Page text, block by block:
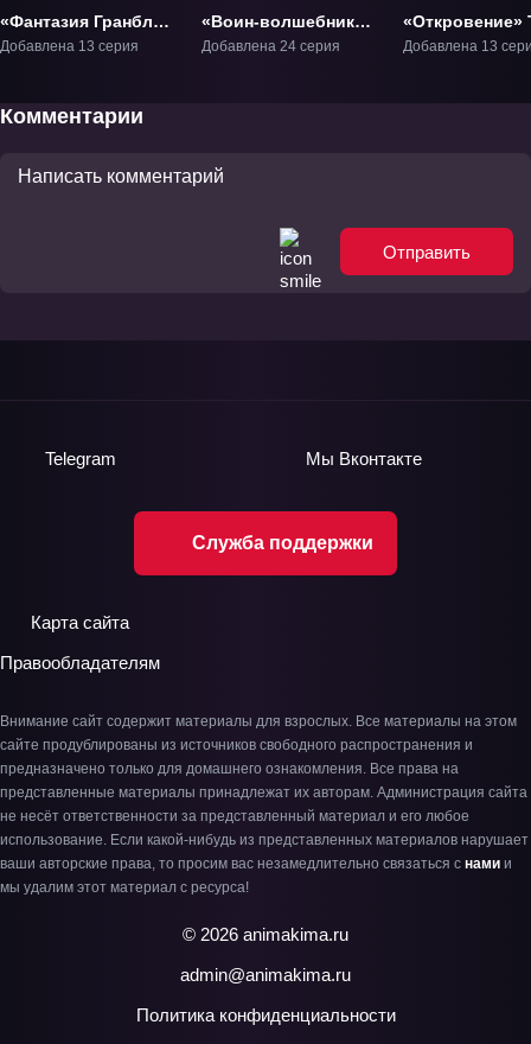
«Фантазия Гранблю»
ТВ-1
Добавлена 13 серия
«Воин-волшебник
Луи» ТВ-1
Добавлена 24 серия
«Откровение»
Добавлена 13
Комментарии
Отправить
Служба поддержки
Telegram Мы Вконтакте
Карта сайта
Правообладателям
Внимание сайт содержит материалы для взрослых. Все материалы на этом
сайте продублированы из источников свободного распространения и
предназначено только для домашнего ознакомления. Все права на
представленные материалы принадлежат их авторам. Администрация сайта
не несёт ответственности за представленный материал и его любое
использование. Если какой-нибудь из представленных материалов нарушает
ваши авторские права, то просим вас незамедлительно связаться с нами и
мы удалим этот материал с ресурса!
© 2026 animakima.ru
admin@animakima.ru
Политика конфиденциальности